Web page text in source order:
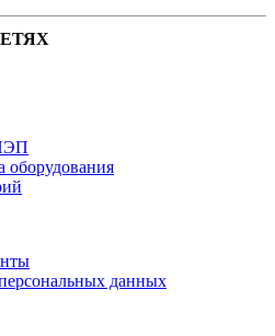
оборудования
данных